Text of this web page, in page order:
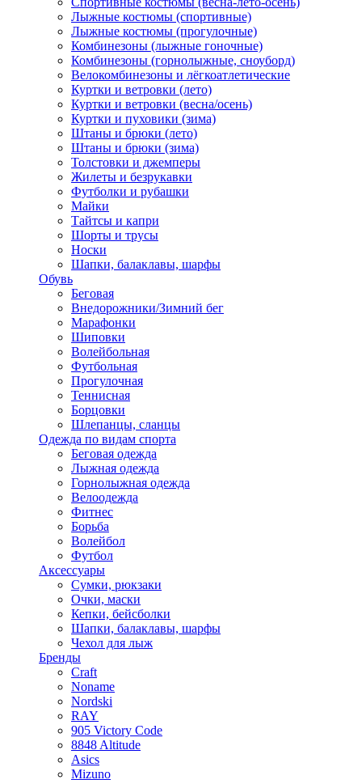
Лыжные костюмы (спортивные)
Лыжные костюмы (прогулочные)
Комбинезоны (лыжные гоночные)
Комбинезоны (горнолыжные, сноуборд)
Велокомбинезоны и лёгкоатлетические
Куртки и ветровки (лето)
Куртки и ветровки (весна/осень)
Куртки и пуховики (зима)
Штаны и брюки (лето)
Штаны и брюки (зима)
Толстовки и джемперы
Жилеты и безрукавки
Футболки и рубашки
Майки
Тайтсы и капри
Шорты и трусы
Носки
Шапки, балаклавы, шарфы
Обувь
Беговая
Внедорожники/Зимний бег
Марафонки
Шиповки
Волейбольная
Футбольная
Прогулочная
Теннисная
Борцовки
Шлепанцы, сланцы
Одежда по видам спорта
Беговая одежда
Лыжная одежда
Горнолыжная одежда
Велоодежда
Фитнес
Борьба
Волейбол
Футбол
Аксессуары
Сумки, рюкзаки
Очки, маски
Кепки, бейсболки
Шапки, балаклавы, шарфы
Чехол для лыж
Бренды
Craft
Noname
Nordski
RAY
905 Victory Code
8848 Altitude
Asics
Mizuno